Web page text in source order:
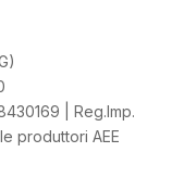
| Reg.Imp.
produttori AEE